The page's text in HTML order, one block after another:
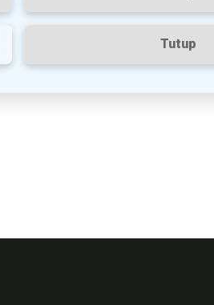
Tutup